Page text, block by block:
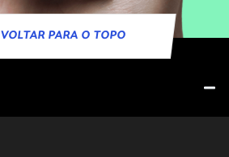
VOLTAR PARA O TOPO